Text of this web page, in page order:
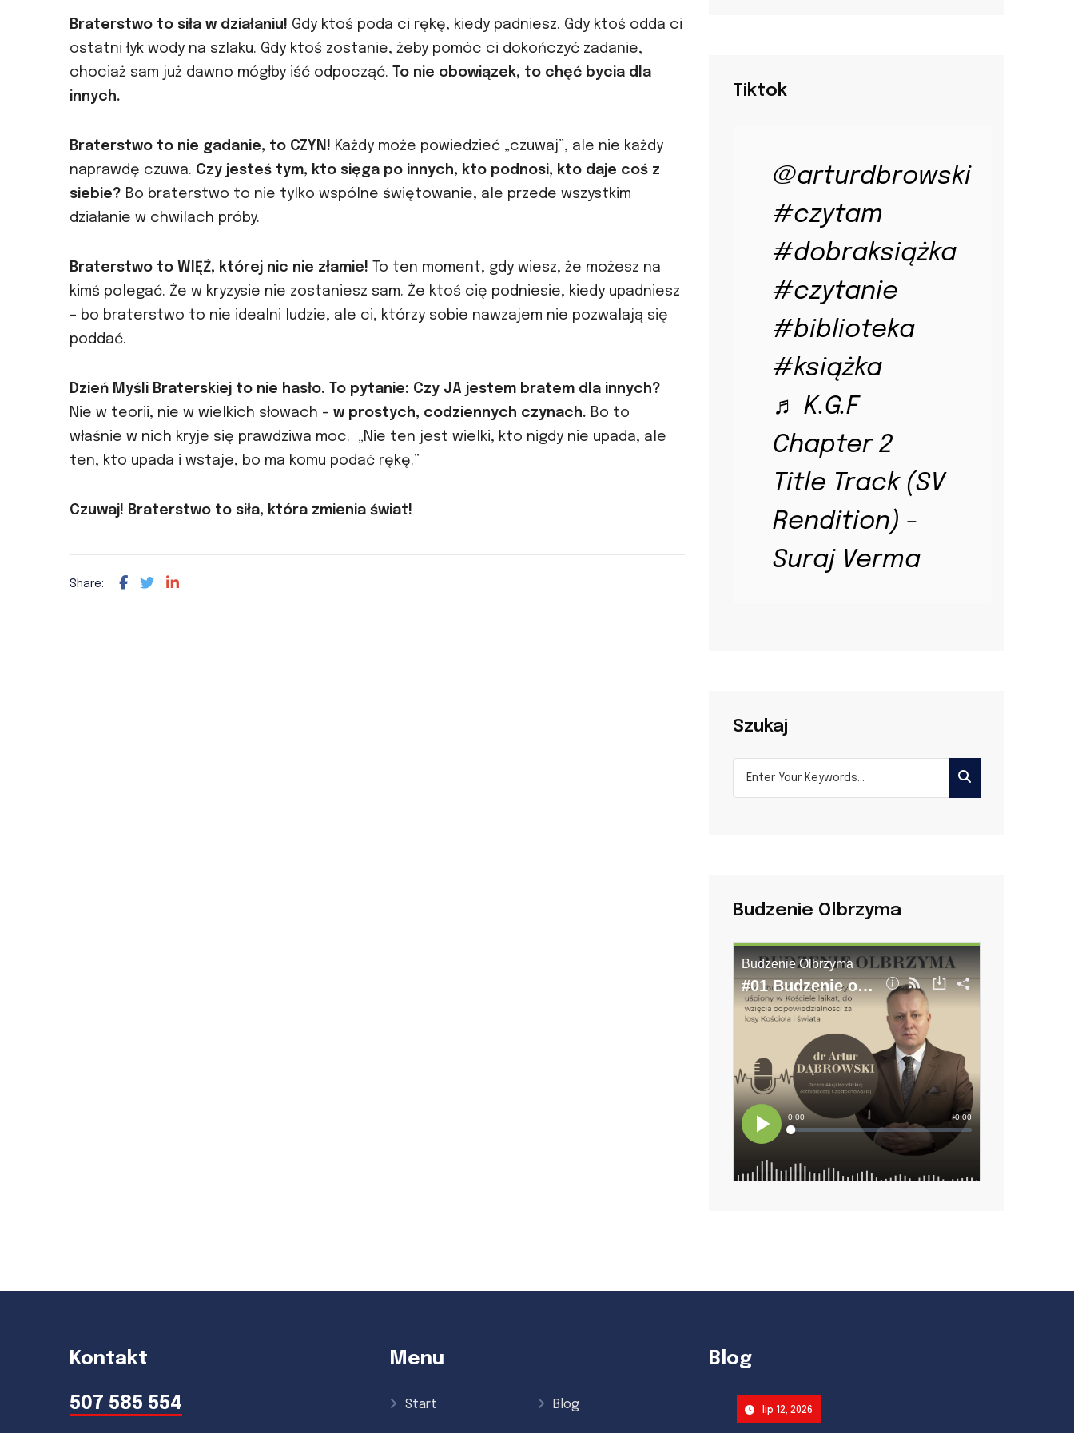
Braterstwo to siła w działaniu! Gdy ktoś poda ci rękę, kiedy padniesz. Gdy ktoś odda ci
ostatni łyk wody na szlaku. Gdy ktoś zostanie, żeby pomóc ci dokończyć zadanie,
chociaż sam już dawno mógłby iść odpocząć.
To nie obowiązek, to chęć bycia dla
innych.
Braterstwo to nie gadanie, to CZYN! Każdy może powiedzieć „czuwaj”, ale nie każdy
naprawdę czuwa. Czy jesteś tym, kto sięga po innych, kto podnosi, kto daje coś z
siebie? Bo braterstwo to nie tylko wspólne świętowanie, ale przede wszystkim
działanie w chwilach próby.
Braterstwo to WIĘŹ, której nic nie złamie!
To ten moment, gdy wiesz, że możesz na
kimś polegać. Że w kryzysie nie zostaniesz sam. Że ktoś cię podniesie, kiedy upadniesz
– bo braterstwo to nie idealni ludzie, ale ci, którzy sobie nawzajem nie pozwalają się
poddać.
Dzień Myśli Braterskiej to nie hasło. To pytanie: Czy JA jestem bratem dla innych?
Nie w teorii, nie w wielkich słowach – w prostych, codziennych czynach. Bo to
właśnie w nich kryje się prawdziwa moc. „Nie ten jest wielki, kto nigdy nie upada, ale
ten, kto upada i wstaje, bo ma komu podać rękę.”
Czuwaj! Braterstwo to siła, która zmienia świat!
Share:
Tiktok
@arturdbrowski
#czytam
#dobraksiążka
#czytanie
#biblioteka
#książka
♬ K.G.F
Chapter 2
Title Track (SV
Rendition) -
Suraj Verma
Szukaj
Budzenie Olbrzyma
Kontakt
507 585 554
Menu
Start Blog
Blog
lip 12, 2026